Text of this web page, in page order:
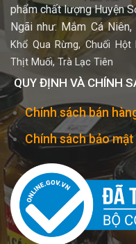
phẩm chất lượng Huyện
Ngãi như: Mắm Cá
Khổ Qua Rừng,Chuối Hột
Thịt Muối, Trà Lạc Tiên
QUY ĐỊNH VÀ CHÍNH
Chính sách bán
Chính sách bảo